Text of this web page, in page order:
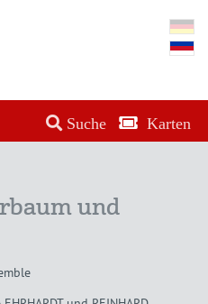
Suche Karten
und